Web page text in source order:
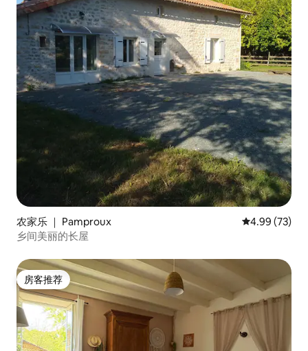
农家乐 ｜ Pamproux 平均评分
4.99 (73)
乡间美丽的长屋
房客推荐
房客推荐